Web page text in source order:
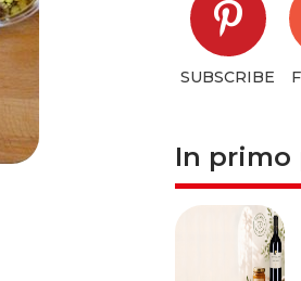
SUBSCRIBE
In primo